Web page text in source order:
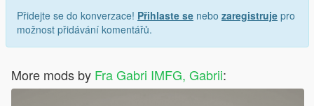
Přidejte se do konverzace! Přihlaste se nebo zaregistruje pro
možnost přidávání komentářů.
More mods by Fra Gabri IMFG, Gabrii: